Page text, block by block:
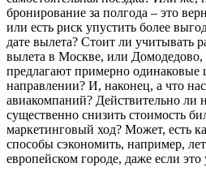
бронирование за полгода – это
или есть риск упустить более
дате вылета? Стоит ли учитывать
вылета в Москве, или
предлагают примерно
направлении? И, наконец, а что
авиакомпаний? Действительно ли
существенно снизить стоимость
маркетинговый ход? Может, есть
способы сэкономить, например,
европейском городе, даже если